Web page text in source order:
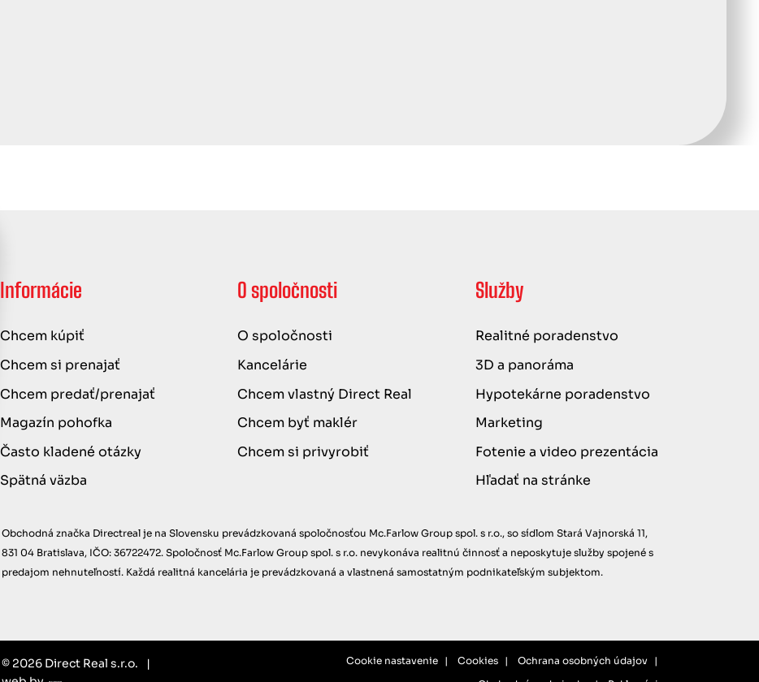
Informácie
Chcem kúpiť
Chcem si prenajať
Chcem predať/prenajať
Magazín pohofka
Často kladené otázky
Spätná väzba
O spoločnosti
O spoločnosti
Kancelárie
Chcem vlastný Direct Real
Chcem byť maklér
Chcem si privyrobiť
Služby
Realitné poradenstvo
3D a panoráma
Hypotekárne poradenstvo
Marketing
Fotenie a video prezentácia
Hľadať na stránke
Obchodná značka Directreal je na Slovensku prevádzkovaná spoločnosťou Mc.Farlow Group spol. s r.o., so sídlom Stará Vajnorská 11,
831 04 Bratislava, IČO: 36722472. Spoločnosť Mc.Farlow Group spol. s r.o. nevykonáva realitnú činnosť a neposkytuje služby spojené s
predajom nehnuteľností. Každá realitná kancelária je prevádzkovaná a vlastnená samostatným podnikateľským subjektom.
© 2026 Direct Real s.r.o.
|
Cookie nastavenie Cookies
Ochrana osobných údajov